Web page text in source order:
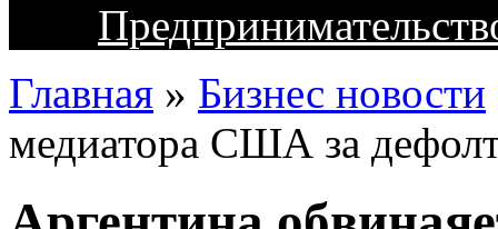
Главная » Бизнес новости
медиатора США за